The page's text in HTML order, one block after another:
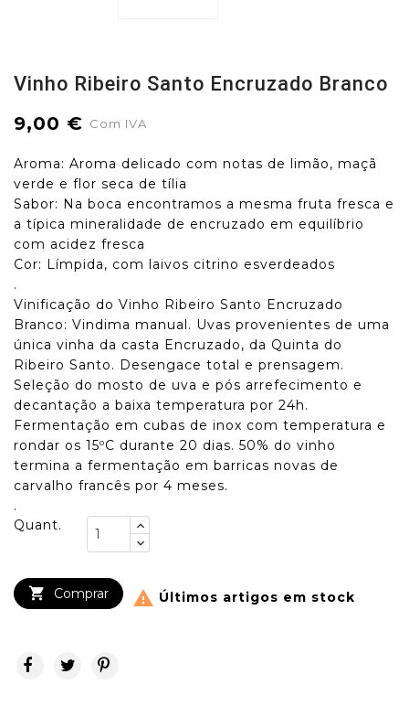
Vinho Ribeiro Santo Encruzado Branco
9,00 € Com IVA
Aroma: Aroma delicado com notas de limão, maçã
verde e flor seca de tília
Sabor: Na boca encontramos a mesma fruta fresca e
a típica mineralidade de encruzado em equilíbrio
com acidez fresca
Cor: Límpida, com laivos citrino esverdeados
.
Vinificação do Vinho Ribeiro Santo Encruzado
Branco: Vindima manual. Uvas provenientes de uma
única vinha da casta Encruzado, da Quinta do
Ribeiro Santo. Desengace total e prensagem.
Seleção do mosto de uva e pós arrefecimento e
decantação a baixa temperatura por 24h.
Fermentação em cubas de inox com temperatura e
rondar os 15ºC durante 20 dias. 50% do vinho
termina a fermentação em barricas novas de
carvalho francês por 4 meses.
.
Quant.
 Comprar  Últimos artigos em stock